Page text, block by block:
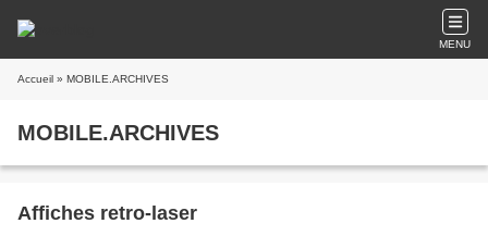
MENU
Accueil » MOBILE.ARCHIVES
MOBILE.ARCHIVES
Affiches retro-laser